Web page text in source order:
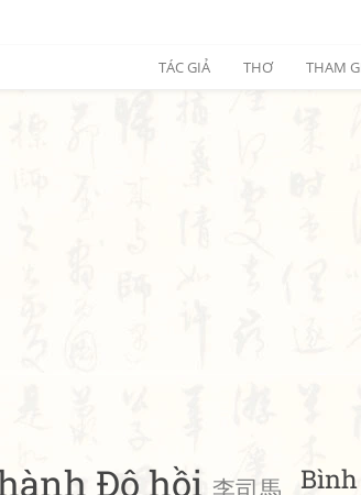
TÁC GIẢ THƠ THAM
Đô hồi 李司馬